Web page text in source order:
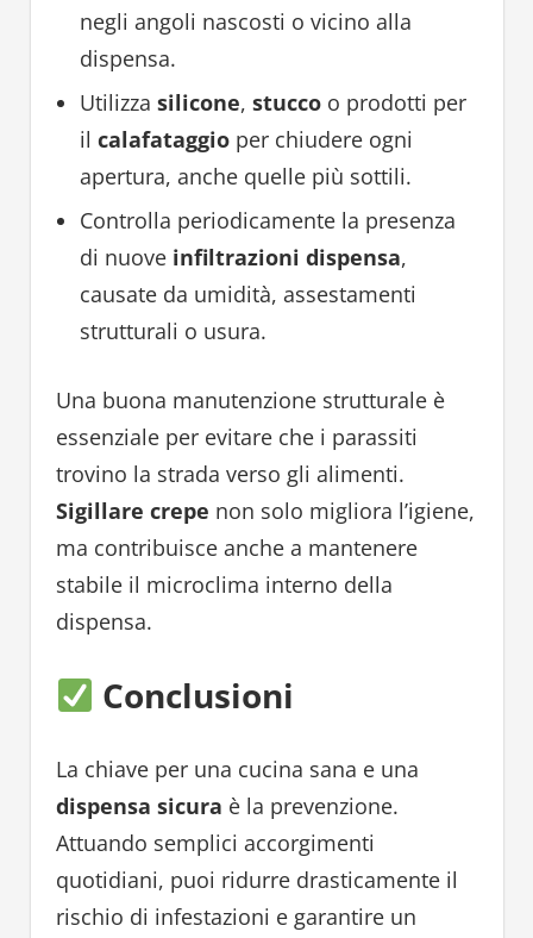
negli angoli nascosti o vicino alla
dispensa.
Utilizza silicone, stuccoo prodotti per
il calafataggioper chiudere ogni
apertura, anche quelle più sottili.
Controlla periodicamente la presenza
di nuove infiltrazioni dispensa,
causate da umidità, assestamenti
strutturali o usura.
Una buona manutenzione strutturale è
essenziale per evitare che i parassiti
trovino la strada verso gli alimenti.
Sigillare crepe non solo migliora l’igiene,
ma contribuisce anche a mantenere
stabile il microclima interno della
dispensa.
Conclusioni
La chiave per una cucina sana e una
dispensa sicura è la prevenzione.
Attuando semplici accorgimenti
quotidiani, puoi ridurre drasticamente il
rischio di infestazioni e garantire un